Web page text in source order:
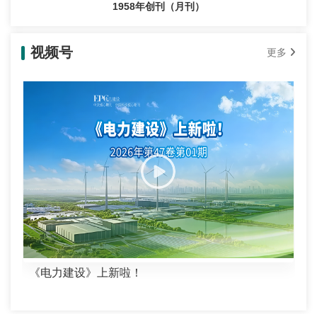
1958年创刊（月刊）
视频号 更多
《电力建设》上新啦！